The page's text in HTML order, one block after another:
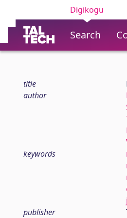
Digikogu
Search
title
author
keywords
publisher